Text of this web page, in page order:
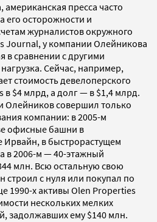
пресса часто
его осторожности и
журналистов окружного
Journal, у компании Олейникова
в сравнении с другими
Сейчас, например,
стоимость девелоперского
$4 млрд, а долг — в $1,4 млрд.
Олейников совершил только
компании: в 2005-м
офисные башни в
в быстрорастущем
в 2006-м — 40-этажный
млн. Всю остальную свою
строил с нуля или покупал по
1990-х активы Olen Properties
нескольких мелких
задолжавших ему $140 млн.